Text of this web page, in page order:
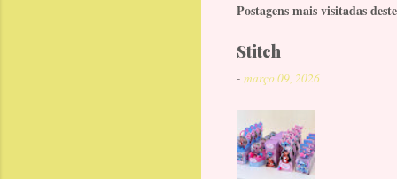
Postagens mais visitadas
Stitch
- março 09, 2026